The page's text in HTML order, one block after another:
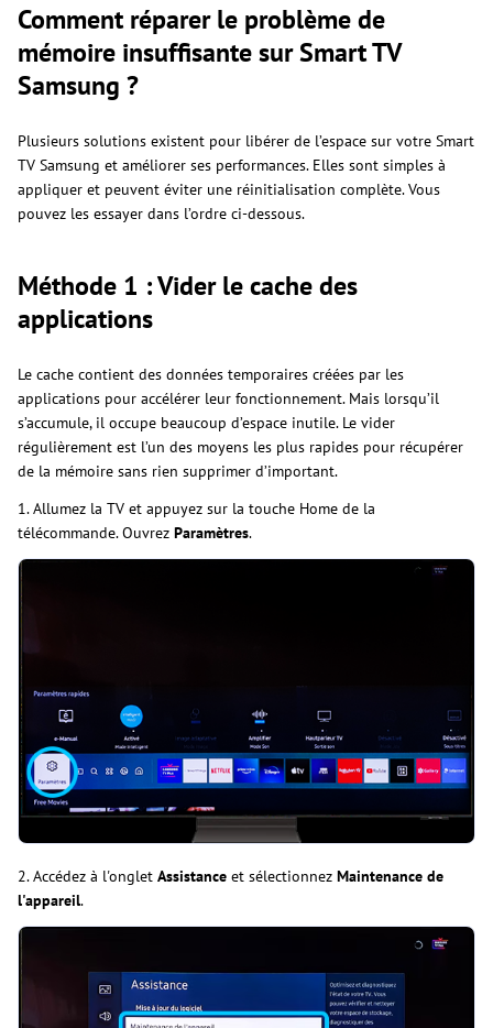
Comment réparer le problème de
mémoire insuffisante sur Smart TV
Samsung ?
Plusieurs solutions existent pour libérer de l’espace sur votre Smart
TV Samsung et améliorer ses performances. Elles sont simples à
appliquer et peuvent éviter une réinitialisation complète. Vous
pouvez les essayer dans l’ordre ci-dessous.
Méthode 1 : Vider le cache des
applications
Le cache contient des données temporaires créées par les
applications pour accélérer leur fonctionnement. Mais lorsqu’il
s’accumule, il occupe beaucoup d’espace inutile. Le vider
régulièrement est l’un des moyens les plus rapides pour récupérer
de la mémoire sans rien supprimer d’important.
1. Allumez la TV et appuyez sur la touche Home de la
télécommande. Ouvrez Paramètres.
2. Accédez à l'onglet Assistance et sélectionnez Maintenance de
l'appareil.